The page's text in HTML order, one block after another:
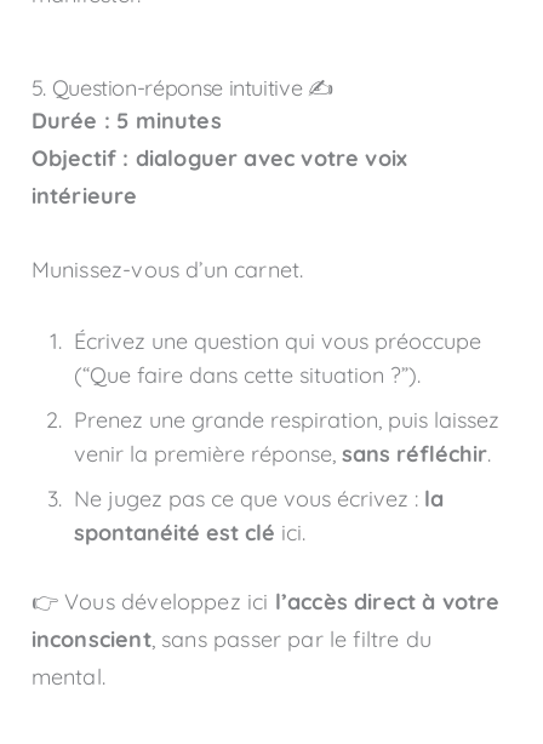
5. Question-réponse intuitive ✍️
Durée : 5 minutes
Objectif : dialoguer avec votre voix
intérieure
Munissez-vous d’un carnet.
Écrivez une question qui vous préoccupe
(“Que faire dans cette situation ?”).
Prenez une grande respiration, puis laissez
venir la première réponse, sans réfléchir.
Ne jugez pas ce que vous écrivez : la
spontanéité est clé ici.
👉 Vous développez ici l’accès direct à votre
inconscient, sans passer par le filtre du
mental.